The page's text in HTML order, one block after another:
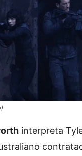
interpreta